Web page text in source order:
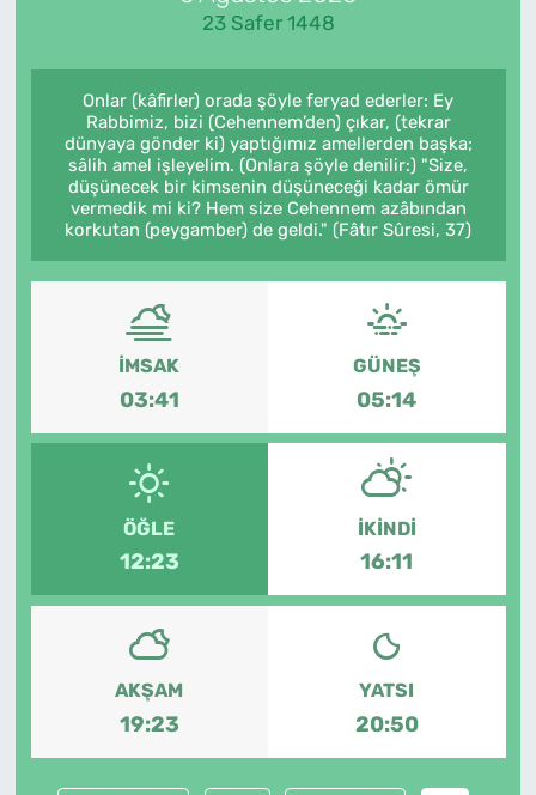
23 Safer 1448
Onlar (kâfirler) orada şöyle feryad ederler: Ey
Rabbimiz, bizi (Cehennem’den) çıkar, (tekrar
dünyaya gönder ki) yaptığımız amellerden başka;
sâlih amel işleyelim. (Onlara şöyle denilir:) "Size,
düşünecek bir kimsenin düşüneceği kadar ömür
vermedik mi ki? Hem size Cehennem azâbından
korkutan (peygamber) de geldi." (Fâtır Sûresi, 37)
İMSAK
03:41
GÜNEŞ
05:14
ÖĞLE
12:23
İKINDI
16:11
AKŞAM
19:23
YATSI
20:50